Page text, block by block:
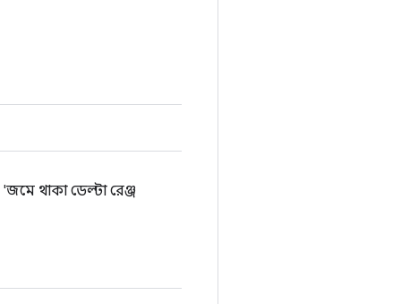
থাকা ডেল্টা রেঞ্জ